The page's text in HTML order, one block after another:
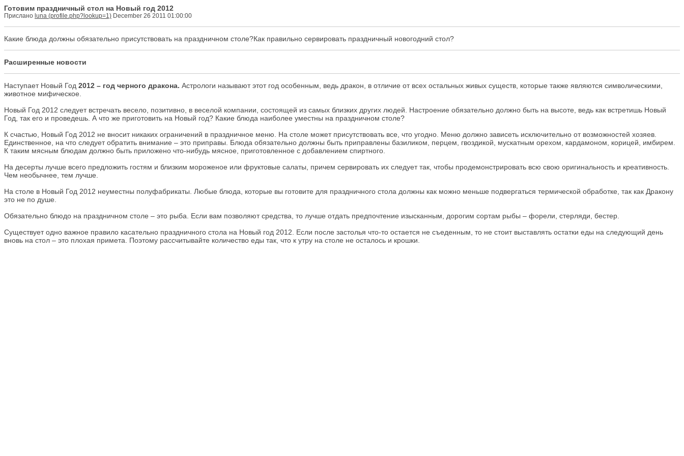
Готовим праздничный стол на Новый год 2012
Прислано luna December 26 2011 01:00:00
Какие блюда должны обязательно присутствовать на праздничном столе?Как правильно сервировать праздничный новогодний стол?
Расширенные новости
Наступает Новый Год 2012 – год черного дракона. Астрологи называют этот год особенным, ведь дракон, в отличие от всех остальных живых существ, которые также являются символическими,
животное мифическое.
Новый Год 2012 следует встречать весело, позитивно, в веселой компании, состоящей из самых близких других людей. Настроение обязательно должно быть на высоте, ведь как встретишь Новый
Год, так его и проведешь. А что же приготовить на Новый год? Какие блюда наиболее уместны на праздничном столе?
К счастью, Новый Год 2012 не вносит никаких ограничений в праздничное меню. На столе может присутствовать все, что угодно. Меню должно зависеть исключительно от возможностей хозяев.
Единственное, на что следует обратить внимание – это приправы. Блюда обязательно должны быть приправлены базиликом, перцем, гвоздикой, мускатным орехом, кардамоном, корицей, имбирем.
К таким мясным блюдам должно быть приложено что-нибудь мясное, приготовленное с добавлением спиртного.
На десерты лучше всего предложить гостям и близким мороженое или фруктовые салаты, причем сервировать их следует так, чтобы продемонстрировать всю свою оригинальность и креативность.
Чем необычнее, тем лучше.
На столе в Новый Год 2012 неуместны полуфабрикаты. Любые блюда, которые вы готовите для праздничного стола должны как можно меньше подвергаться термической обработке, так как Дракону
это не по душе.
Обязательно блюдо на праздничном столе – это рыба. Если вам позволяют средства, то лучше отдать предпочтение изысканным, дорогим сортам рыбы – форели, стерляди, бестер.
Существует одно важное правило касательно праздничного стола на Новый год 2012. Если после застолья что-то остается не съеденным, то не стоит выставлять остатки еды на следующий день
вновь на стол – это плохая примета. Поэтому рассчитывайте количество еды так, что к утру на столе не осталось и крошки.